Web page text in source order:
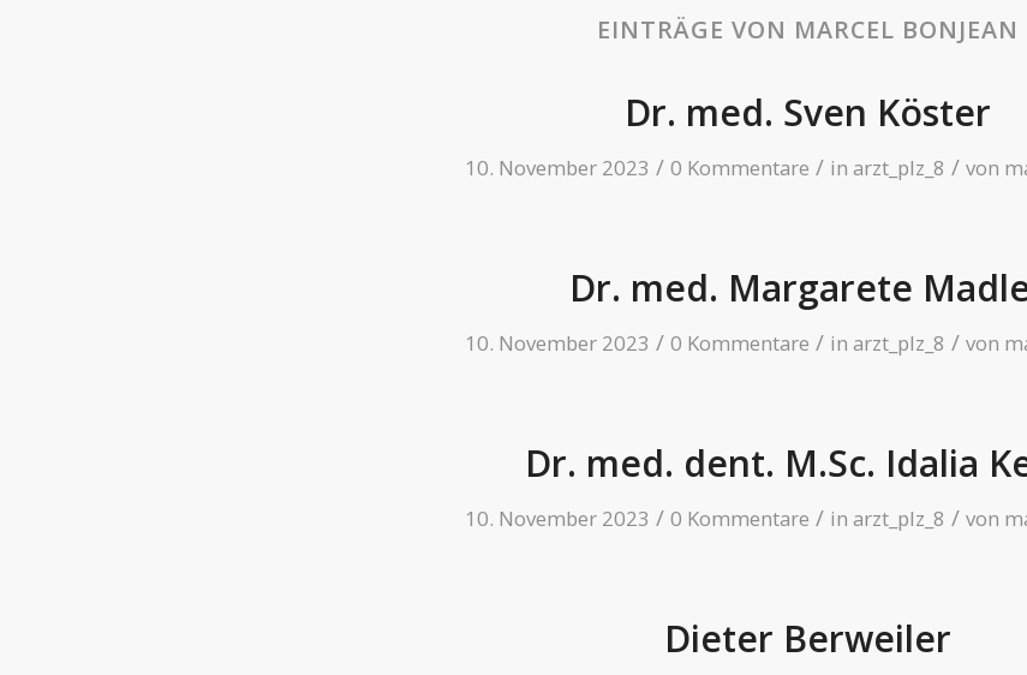
EINTRÄGE VON MARCEL BONJEAN
Dr. med. Sven Köster
10. November 2023 / 0 Kommentare / in arzt_plz_8 / von
Dr. med. Margarete
10. November 2023 / 0 Kommentare / in arzt_plz_8 / von
Dr. med. dent. M.Sc. Idalia
10. November 2023 / 0 Kommentare / in arzt_plz_8 / von
Dieter Berweiler